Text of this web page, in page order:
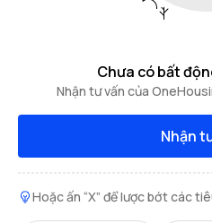
Chưa có bất
Nhận tư vấn của
Nhận
Hoặc ấn “X” để lược bớt các